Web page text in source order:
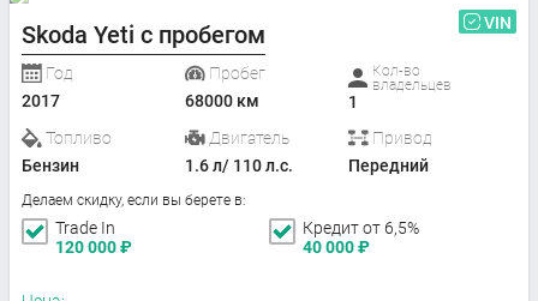
Skoda Yeti с пробегом VIN
Год
2017
Пробег
68000 км
Кол-во
владельцев
1
Топливо
Бензин
Двигатель
1.6 л/ 110 л.с.
Привод
Передний
Делаем скидку, если вы берете в:
Trade In
120 000₽
Кредит от 6,5%
40 000₽